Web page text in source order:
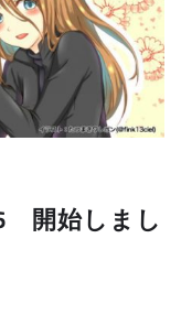
開始しまし